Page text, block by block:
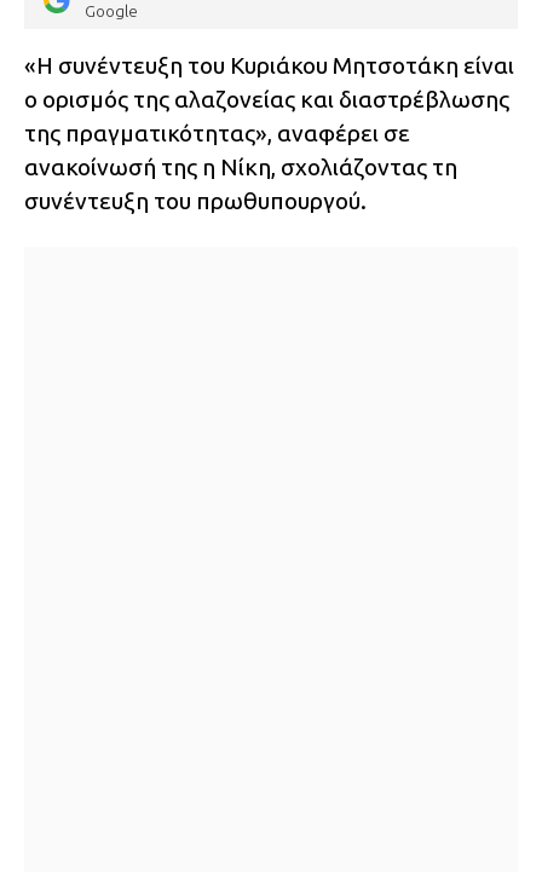
Google
«Η συνέντευξη του Κυριάκου Μητσοτάκη είναι
ο ορισμός της αλαζονείας και διαστρέβλωσης
της πραγματικότητας», αναφέρει σε
ανακοίνωσή της η Νίκη, σχολιάζοντας τη
συνέντευξη του πρωθυπουργού.